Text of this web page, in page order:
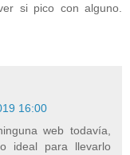
si pico con alguno.
16:00
web todavía,
ideal para llevarlo